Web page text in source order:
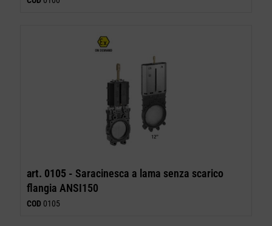
art. 0105 - Saracinesca a lama senza scarico
flangia ANSI150
COD 0105